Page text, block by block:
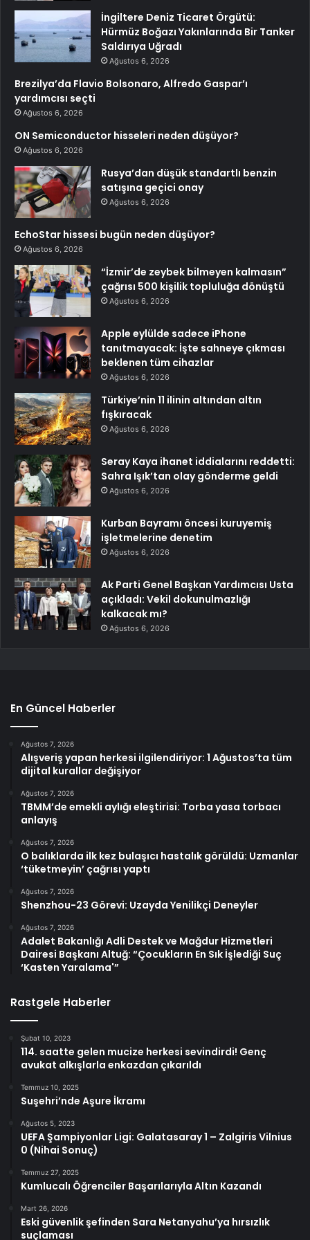
İngiltere Deniz Ticaret Örgütü:
Hürmüz Boğazı Yakınlarında Bir Tanker
Saldırıya Uğradı
Ağustos 6, 2026
Brezilya’da Flavio Bolsonaro, Alfredo Gaspar’ı
yardımcısı seçti
Ağustos 6, 2026
ON Semiconductor hisseleri neden düşüyor?
Ağustos 6, 2026
Rusya’dan düşük standartlı benzin
satışına geçici onay
Ağustos 6, 2026
EchoStar hissesi bugün neden düşüyor?
Ağustos 6, 2026
“İzmir’de zeybek bilmeyen kalmasın”
çağrısı 500 kişilik topluluğa dönüştü
Ağustos 6, 2026
Apple eylülde sadece iPhone
tanıtmayacak: İşte sahneye çıkması
beklenen tüm cihazlar
Ağustos 6, 2026
Türkiye’nin 11 ilinin altından altın
fışkıracak
Ağustos 6, 2026
Seray Kaya ihanet iddialarını reddetti:
Sahra Işık’tan olay gönderme geldi
Ağustos 6, 2026
Kurban Bayramı öncesi kuruyemiş
işletmelerine denetim
Ağustos 6, 2026
Ak Parti Genel Başkan Yardımcısı Usta
açıkladı: Vekil dokunulmazlığı
kalkacak mı?
Ağustos 6, 2026
En Güncel Haberler
Ağustos 7, 2026
Alışveriş yapan herkesi ilgilendiriyor: 1 Ağustos’ta tüm
dijital kurallar değişiyor
Ağustos 7, 2026
TBMM’de emekli aylığı eleştirisi: Torba yasa torbacı
anlayış
Ağustos 7, 2026
O balıklarda ilk kez bulaşıcı hastalık görüldü: Uzmanlar
‘tüketmeyin’ çağrısı yaptı
Ağustos 7, 2026
Shenzhou-23 Görevi: Uzayda Yenilikçi Deneyler
Ağustos 7, 2026
Adalet Bakanlığı Adli Destek ve Mağdur Hizmetleri
Dairesi Başkanı Altuğ: “Çocukların En Sık İşlediği Suç
‘Kasten Yaralama'”
Rastgele Haberler
Şubat 10, 2023
114. saatte gelen mucize herkesi sevindirdi! Genç
avukat alkışlarla enkazdan çıkarıldı
Temmuz 10, 2025
Suşehri’nde Aşure İkramı
Ağustos 5, 2023
UEFA Şampiyonlar Ligi: Galatasaray 1 – Zalgiris Vilnius
0 (Nihai Sonuç)
Temmuz 27, 2025
Kumlucalı Öğrenciler Başarılarıyla Altın Kazandı
Mart 26, 2026
Eski güvenlik şefinden Sara Netanyahu’ya hırsızlık
suçlaması